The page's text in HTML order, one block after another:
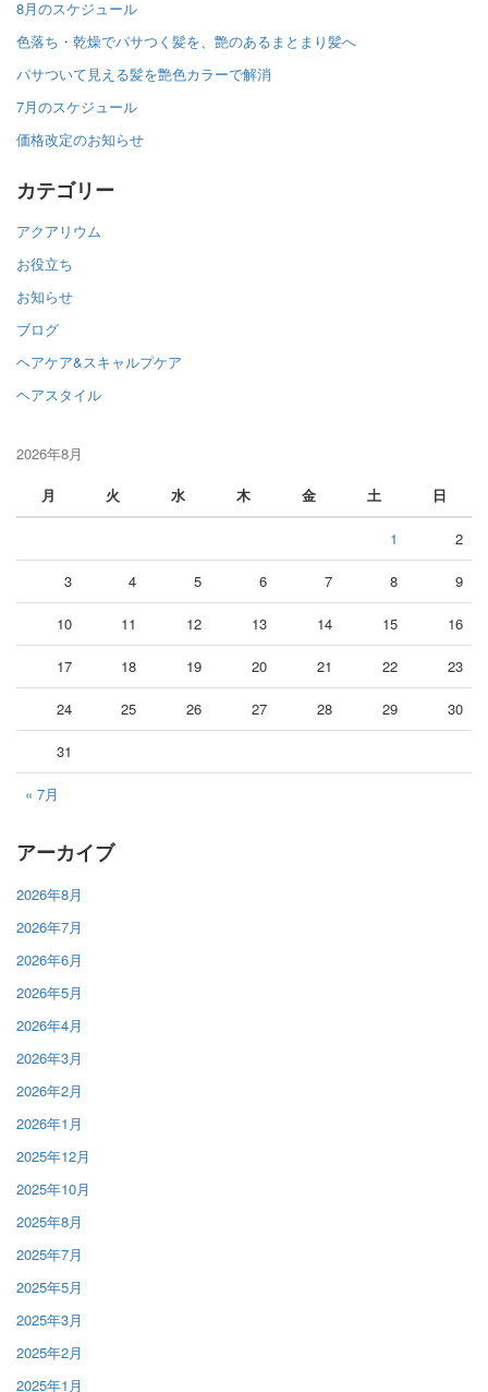
8月のスケジュール
色落ち・乾燥でパサつく髪を、艶のあるまとまり髪へ
パサついて見える髪を艶色カラーで解消
7月のスケジュール
価格改定のお知らせ
カテゴリー
アクアリウム
お役立ち
お知らせ
ブログ
ヘアケア&スキャルプケア
ヘアスタイル
2026年8月
月
火 水 木 金 土 日
« 7月
1 2
3 4 5 6 7 8 9
10 11 12 13 14 15 16
17 18 19 20 21 22 23
24 25 26 27 28 29 30
31
アーカイブ
2026年8月
2026年7月
2026年6月
2026年5月
2026年4月
2026年3月
2026年2月
2026年1月
2025年12月
2025年10月
2025年8月
2025年7月
2025年5月
2025年3月
2025年2月
2025年1月